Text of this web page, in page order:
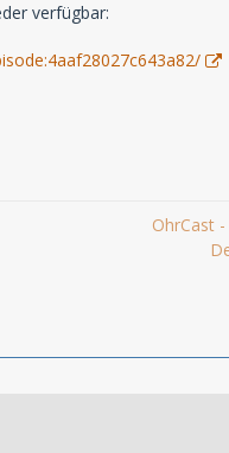
verfügbar:
OhrCast